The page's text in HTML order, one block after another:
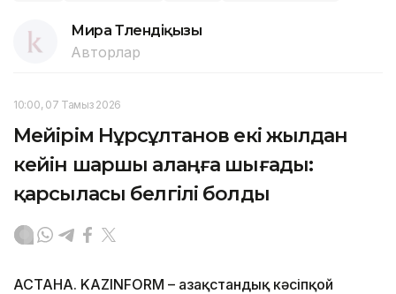
Мира Төлендіқызы
Авторлар
10:00, 07 Тамыз 2026
Мейірім Нұрсұлтанов екі жылдан
кейін шаршы алаңға шығады:
қарсыласы белгілі болды
АСТАНА. KAZINFORM – Қазақстандық кәсіпқой